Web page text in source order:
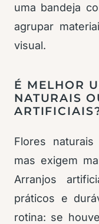
uma bandeja
agrupar
visual.
É MELHOR
NATURAIS
Flores
mas exigem
Arranjos
práticos e
rotina: se